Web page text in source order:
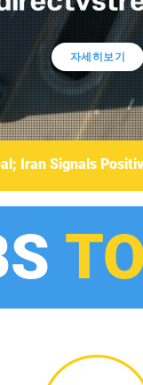
자세히보기
Iran Signals